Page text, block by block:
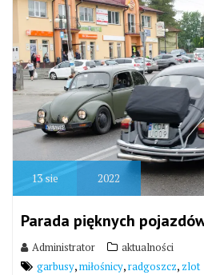
13 sie 2022
Parada pięknych
Administrator
aktualności
garbusy,miłośnicy,radgoszcz, zlot